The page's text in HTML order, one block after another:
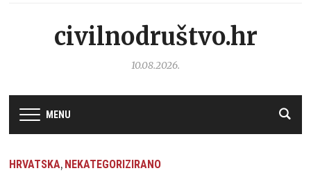
civilnodruštvo.hr
10.08.2026.
MENU
HRVATSKA, NEKATEGORIZIRANO